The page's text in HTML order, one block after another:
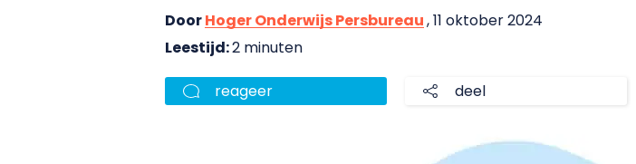
DoorHoger Onderwijs Persbureau, 11 oktober 2024
Leestijd:2 minuten
reageer deel